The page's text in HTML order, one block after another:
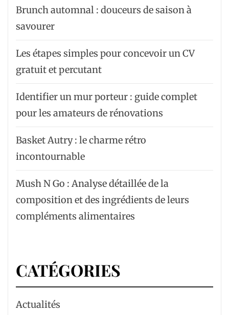
Brunch automnal : douceurs de saison à
savourer
Les étapes simples pour concevoir un CV
gratuit et percutant
Identifier un mur porteur : guide complet
pour les amateurs de rénovations
Basket Autry : le charme rétro
incontournable
Mush N Go : Analyse détaillée de la
composition et des ingrédients de leurs
compléments alimentaires
CATÉGORIES
Actualités